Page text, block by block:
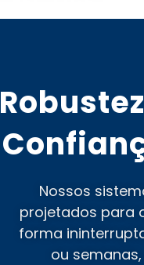
Nossos
projetados para
forma
ou